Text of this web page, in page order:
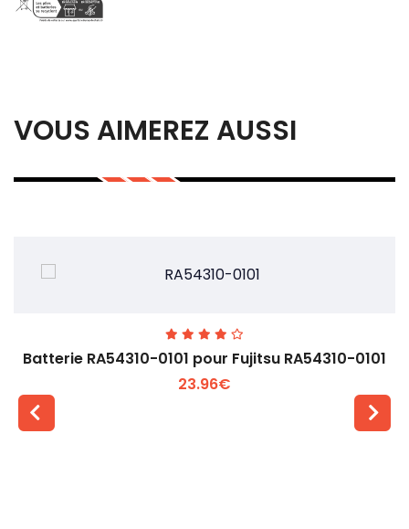
VOUS AIMEREZ AUSSI
Batterie RA54310-0101 pour Fujitsu RA54310-0101
23.96€